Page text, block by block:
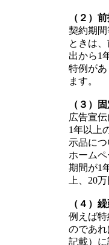
（２）
契約期
ときは
出から1
特例が
ます。
（３）
広告宣
1年以上
示品に
ホーム
期間が1
上、20
（４）
例えば
のであ
記載）